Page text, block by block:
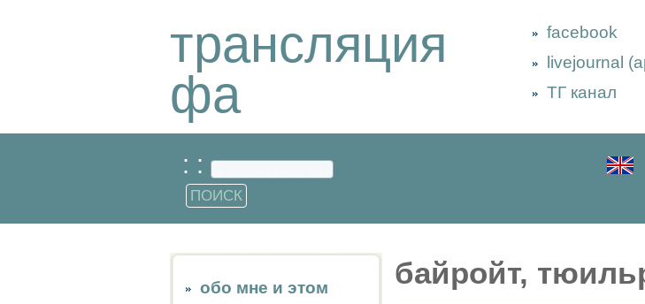
трансляция
фа
facebook
livejournal
ТГ канал
: :
обо мне и этом
байройт,